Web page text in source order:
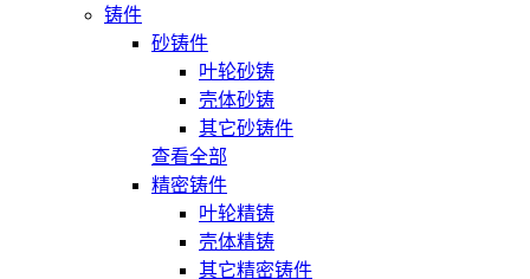
铸件
砂铸件
叶轮砂铸
壳体砂铸
其它砂铸件
查看全部
精密铸件
叶轮精铸
壳体精铸
其它精密铸件